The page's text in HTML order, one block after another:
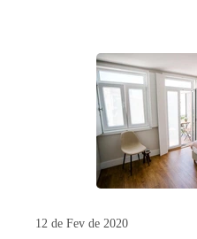
12 de Fev de 2020